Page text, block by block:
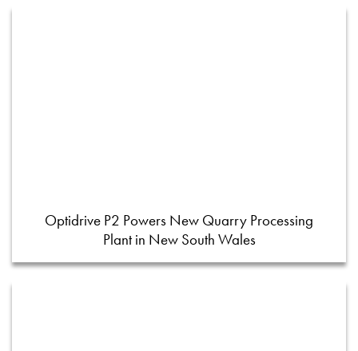
Optidrive P2 Powers New Quarry Processing
Plant in New South Wales